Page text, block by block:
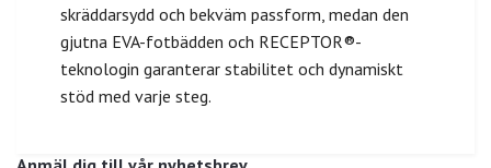
skräddarsydd och bekväm passform, medan den
gjutna EVA-fotbädden och RECEPTOR®-
teknologin garanterar stabilitet och dynamiskt
stöd med varje steg.